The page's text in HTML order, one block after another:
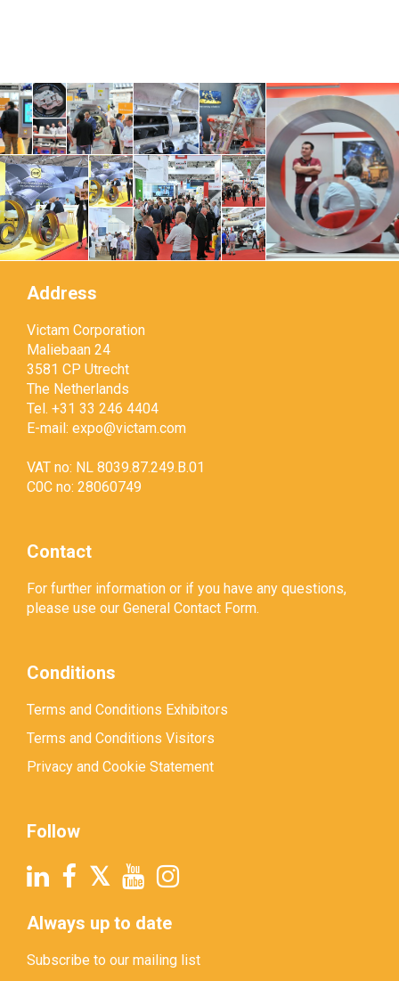
Address
Victam Corporation
Maliebaan 24
3581 CP Utrecht
The Netherlands
Tel. +31 33 246 4404
E-mail: expo@victam.com
VAT no: NL 8039.87.249.B.01
C0C no: 28060749
Contact
For further information or if you have any questions,
please use our General Contact Form.
Conditions
Terms and Conditions Exhibitors
Terms and Conditions Visitors
Privacy and Cookie Statement
Follow
Always up to date
Subscribe to our mailing list